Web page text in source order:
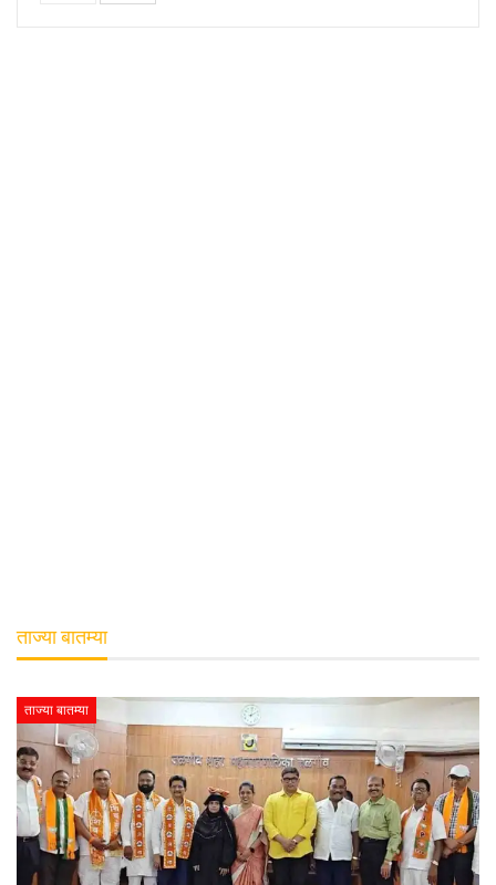
ताज्या बातम्या
ताज्या बातम्या